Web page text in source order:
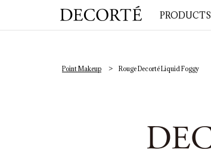
PRODUCTS
Point Makeup Rouge Decorté Liquid Foggy